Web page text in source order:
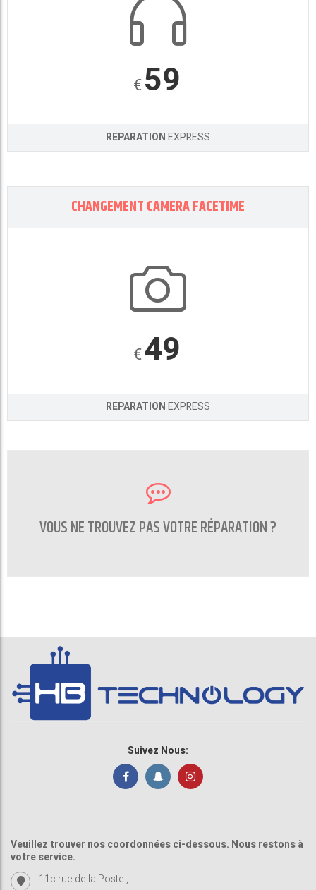
€59
REPARATIONEXPRESS
CHANGEMENT CAMERA FACETIME
€49
REPARATIONEXPRESS
VOUS NE TROUVEZ PAS VOTRE RÉPARATION ?
CONTACTEZ NOUS
Suivez Nous:
Veuillez trouver nos coordonnées ci-dessous. Nous restons à
votre service.
11c rue de la Poste ,